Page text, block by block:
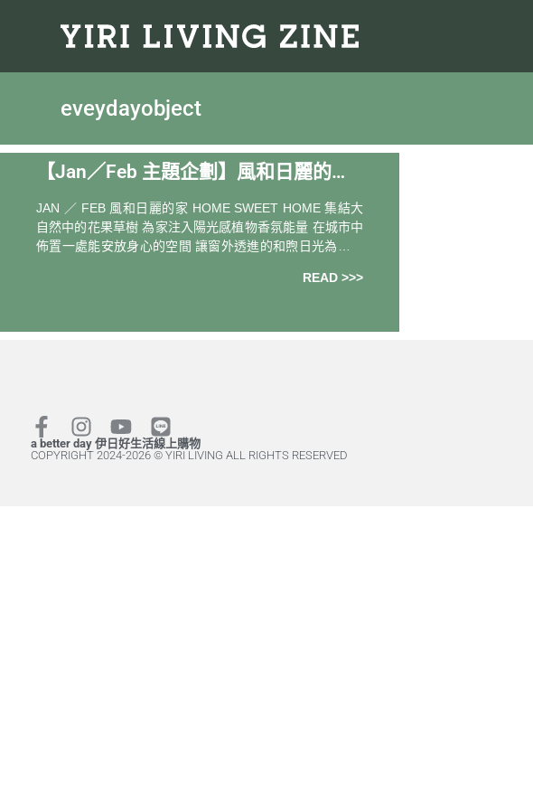
eveydayobject
【Jan／Feb 主題企劃】風和日麗的家
Home Sweet Home
JAN ／ FEB 風和日麗的家 HOME SWEET HOME 集結大
自然中的花果草樹 為家注入陽光感植物香氛能量 在城市中
佈置一處能安放身心的空間 讓窗外透進的和煦日光為你喚
READ >>>
a better day 伊日好生活線上購物
COPYRIGHT 2024-2026 © YIRI LIVING ALL RIGHTS RESERVED